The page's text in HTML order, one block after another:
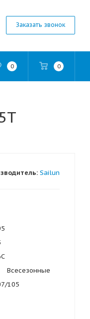
Заказать звонок
0 0
Sailun
Всесезонные
105